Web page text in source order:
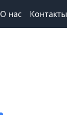
О нас Контакты